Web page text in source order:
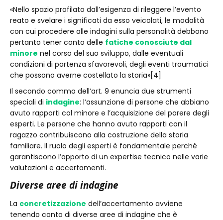
«Nello spazio profilato dall’esigenza di rileggere l’evento
reato e svelare i significati da esso veicolati, le modalità
con cui procedere alle indagini sulla personalità debbono
pertanto tener conto delle fatiche conosciute dal
minore nel corso del suo sviluppo, dalle eventuali
condizioni di partenza sfavorevoli, degli eventi traumatici
che possono averne costellato la storia»[4]
Il secondo comma dell’art. 9 enuncia due strumenti
speciali di indagine: l’assunzione di persone che abbiano
avuto rapporti col minore e l’acquisizione del parere degli
esperti. Le persone che hanno avuto rapporti con il
ragazzo contribuiscono alla costruzione della storia
familiare. Il ruolo degli esperti è fondamentale perché
garantiscono l’apporto di un expertise tecnico nelle varie
valutazioni e accertamenti.
Diverse aree di indagine
La concretizzazione dell’accertamento avviene
tenendo conto di diverse aree di indagine che è